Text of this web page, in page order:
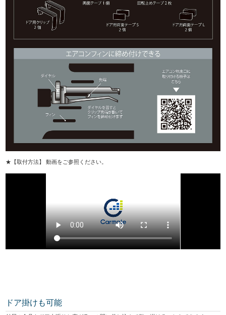
★【取付方法】 動画をご参照ください。
ドア掛けも可能